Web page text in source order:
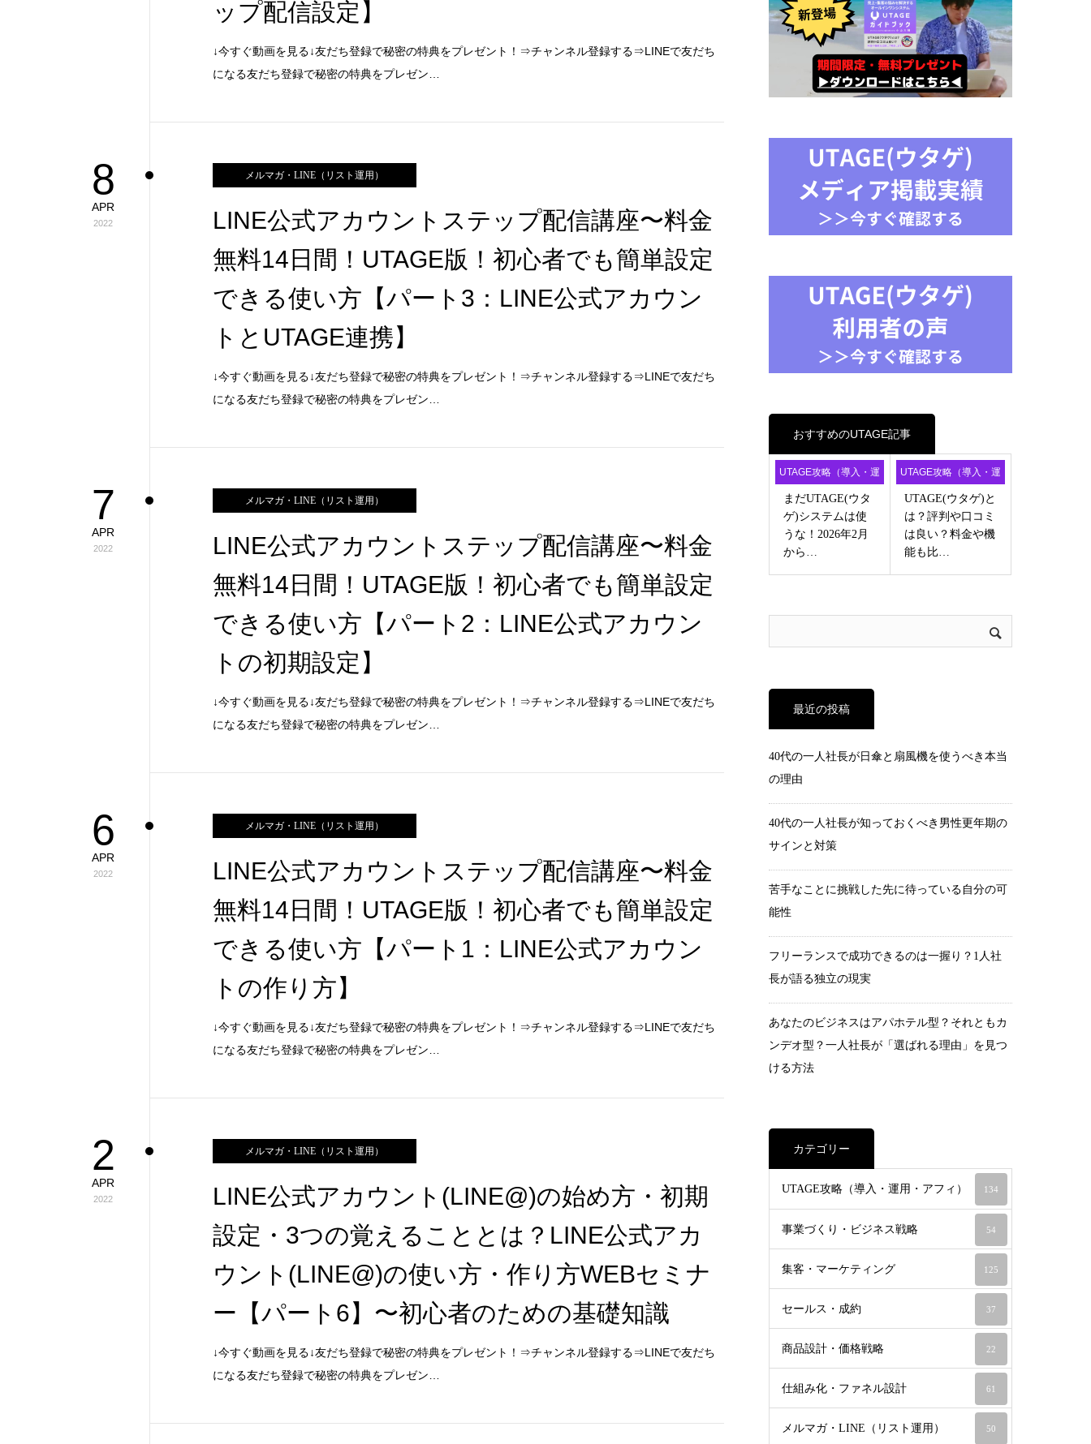
ップ配信設定】
↓今すぐ動画を見る↓友だち登録で秘密の特典をプレゼント！⇒チャンネル登録する⇒LINEで友だち
になる友だち登録で秘密の特典をプレゼン…
8
APR
2022
メルマガ・LINE（リスト運用）
LINE公式アカウントステップ配信講座〜料金
無料14日間！UTAGE版！初心者でも簡単設定
できる使い方【パート3：LINE公式アカウン
トとUTAGE連携】
↓今すぐ動画を見る↓友だち登録で秘密の特典をプレゼント！⇒チャンネル登録する⇒LINEで友だち
になる友だち登録で秘密の特典をプレゼン…
7
APR
2022
メルマガ・LINE（リスト運用）
LINE公式アカウントステップ配信講座〜料金
無料14日間！UTAGE版！初心者でも簡単設定
できる使い方【パート2：LINE公式アカウン
トの初期設定】
↓今すぐ動画を見る↓友だち登録で秘密の特典をプレゼント！⇒チャンネル登録する⇒LINEで友だち
になる友だち登録で秘密の特典をプレゼン…
6
APR
2022
メルマガ・LINE（リスト運用）
LINE公式アカウントステップ配信講座〜料金
無料14日間！UTAGE版！初心者でも簡単設定
できる使い方【パート1：LINE公式アカウン
トの作り方】
↓今すぐ動画を見る↓友だち登録で秘密の特典をプレゼント！⇒チャンネル登録する⇒LINEで友だち
になる友だち登録で秘密の特典をプレゼン…
2
APR
2022
メルマガ・LINE（リスト運用）
LINE公式アカウント(LINE@)の始め方・初期
設定・3つの覚えることとは？LINE公式アカ
ウント(LINE@)の使い方・作り方WEBセミナ
ー【パート6】〜初心者のための基礎知識
↓今すぐ動画を見る↓友だち登録で秘密の特典をプレゼント！⇒チャンネル登録する⇒LINEで友だち
になる友だち登録で秘密の特典をプレゼン…
おすすめのUTAGE記事
UTAGE攻略（導入・運
用・アフィ）
まだUTAGE(ウタ
ゲ)システムは使
うな！2026年2月
から…
UTAGE攻略（導入・運
用・アフィ）
UTAGE(ウタゲ)と
は？評判や口コミ
は良い？料金や機
能も比…
最近の投稿
40代の一人社長が日傘と扇風機を使うべき本当
の理由
40代の一人社長が知っておくべき男性更年期の
サインと対策
苦手なことに挑戦した先に待っている自分の可
能性
フリーランスで成功できるのは一握り？1人社
長が語る独立の現実
あなたのビジネスはアパホテル型？それともカ
ンデオ型？一人社長が「選ばれる理由」を見つ
ける方法
カテゴリー
UTAGE攻略（導入・運用・アフィ） 134
事業づくり・ビジネス戦略 54
集客・マーケティング 125
セールス・成約 37
商品設計・価格戦略 22
仕組み化・ファネル設計 61
メルマガ・LINE（リスト運用） 50